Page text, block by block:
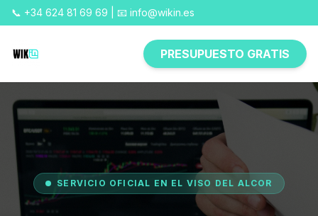
📞 +34 624 81 69 69 | 📧 info@wikin.es
PRESUPUESTO GRATIS
SERVICIO OFICIAL EN EL VISO DEL ALCOR